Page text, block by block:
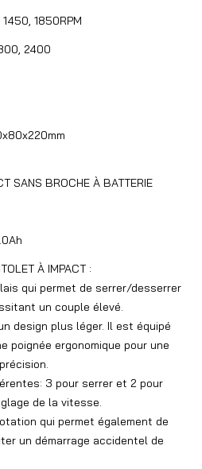
1450, 1850RPM
2400
SANS BROCHE À BATTERIE
À IMPACT :
qui permet de serrer/desserrer
un couple élevé.
design plus léger. Il est équipé
poignée ergonomique pour une
3 pour serrer et 2 pour
de la vitesse.
qui permet également de
un démarrage accidentel de